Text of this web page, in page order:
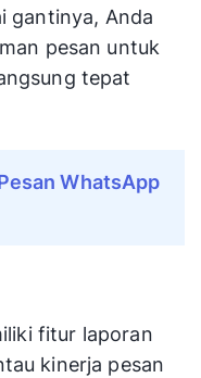
gantinya, Anda
pesan untuk
tepat
WhatsApp
fitur laporan
kinerja pesan